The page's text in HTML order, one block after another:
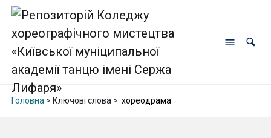
Головна > Ключові слова > хореодрама